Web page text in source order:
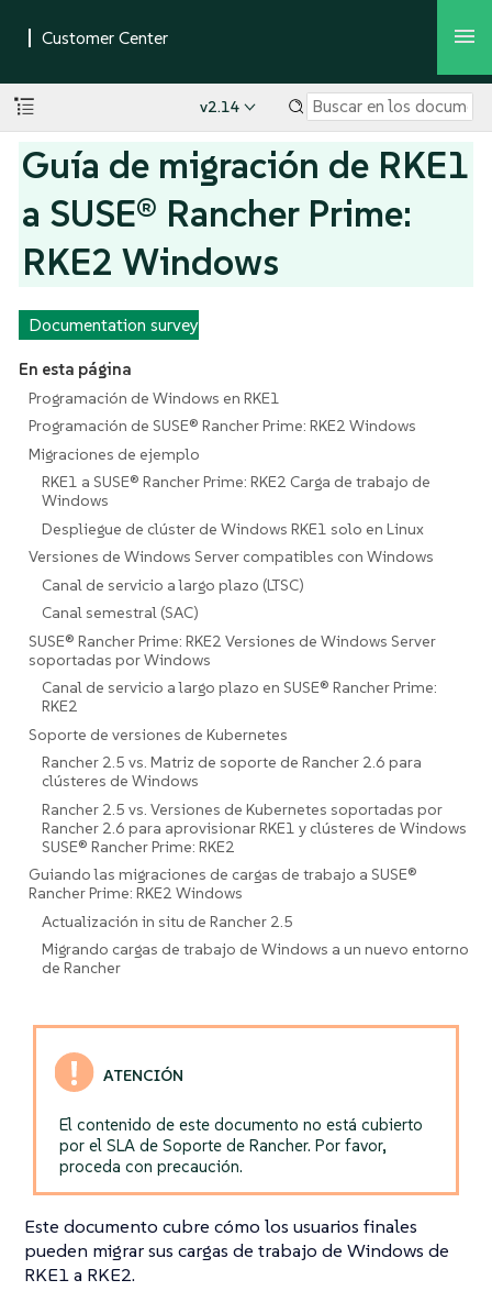
v2.14
Guía de migración de RKE1
a SUSE® Rancher Prime:
RKE2 Windows
Documentation survey
En esta página
Programación de Windows en RKE1
Programación de SUSE® Rancher Prime: RKE2 Windows
Migraciones de ejemplo
RKE1 a SUSE® Rancher Prime: RKE2 Carga de trabajo de
Windows
Despliegue de clúster de Windows RKE1 solo en Linux
Versiones de Windows Server compatibles con Windows
Canal de servicio a largo plazo (LTSC)
Canal semestral (SAC)
SUSE® Rancher Prime: RKE2 Versiones de Windows Server
soportadas por Windows
Canal de servicio a largo plazo en SUSE® Rancher Prime:
RKE2
Soporte de versiones de Kubernetes
Rancher 2.5 vs. Matriz de soporte de Rancher 2.6 para
clústeres de Windows
Rancher 2.5 vs. Versiones de Kubernetes soportadas por
Rancher 2.6 para aprovisionar RKE1 y clústeres de Windows
SUSE® Rancher Prime: RKE2
Guiando las migraciones de cargas de trabajo a SUSE®
Rancher Prime: RKE2 Windows
Actualización in situ de Rancher 2.5
Migrando cargas de trabajo de Windows a un nuevo entorno
de Rancher
El contenido de este documento no está cubierto
por el SLA de Soporte de Rancher. Por favor,
proceda con precaución.
Este documento cubre cómo los usuarios finales
pueden migrar sus cargas de trabajo de Windows de
RKE1 a RKE2.